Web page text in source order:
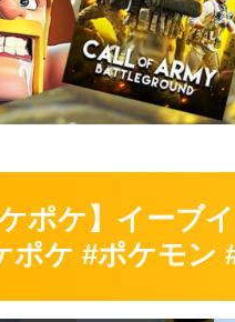
ケポケ】イーブ
ポケ #ポケモン